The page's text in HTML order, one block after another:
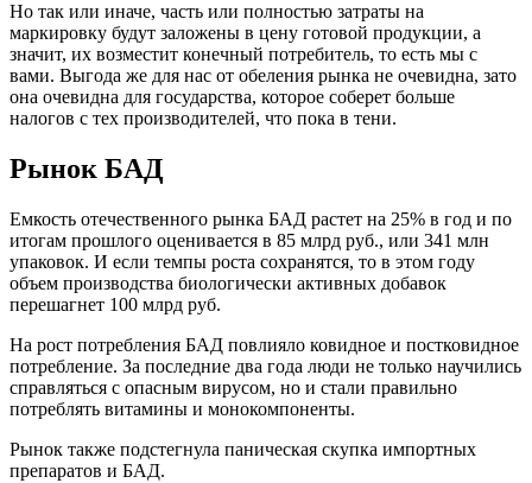
Но так или иначе, часть или полностью затраты на
маркировку будут заложены в цену готовой продукции, а
значит, их возместит конечный потребитель, то есть мы с
вами. Выгода же для нас от обеления рынка не очевидна, зато
она очевидна для государства, которое соберет больше
налогов с тех производителей, что пока в тени.
Рынок БАД
Емкость отечественного рынка БАД растет на 25% в год и по
итогам прошлого оценивается в 85 млрд руб., или 341 млн
упаковок. И если темпы роста сохранятся, то в этом году
объем производства биологически активных добавок
перешагнет 100 млрд руб.
На рост потребления БАД повлияло ковидное и постковидное
потребление. За последние два года люди не только научились
справляться с опасным вирусом, но и стали правильно
потреблять витамины и монокомпоненты.
Рынок также подстегнула паническая скупка импортных
препаратов и БАД.